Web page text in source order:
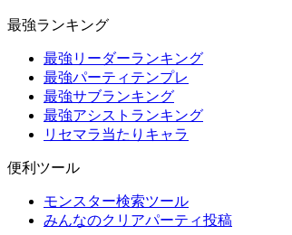
最強ランキング
最強リーダーランキング
最強パーティテンプレ
最強サブランキング
最強アシストランキング
リセマラ当たりキャラ
便利ツール
モンスター検索ツール
みんなのクリアパーティ投稿